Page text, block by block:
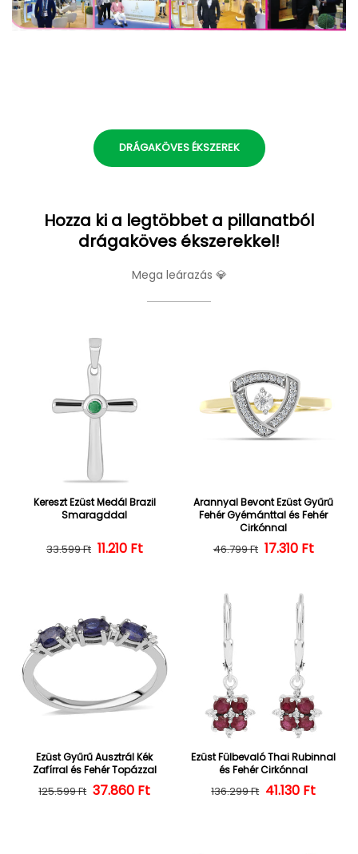
DRÁGAKÖVES ÉKSZEREK
Hozza ki a legtöbbet a pillanatból
drágaköves ékszerekkel!
Mega leárazás 💎
Kereszt Ezüst Medál Brazil
Smaragddal
Normál ár
33.599 Ft Kedvezményes ár
11.210 Ft
Arannyal Bevont Ezüst Gyűrű
Fehér Gyémánttal és Fehér
Cirkónnal
Normál ár
46.799 Ft 17.310 Ft
Ezüst Gyűrű Ausztrál Kék
Zafírral és Fehér Topázzal
Normál ár
125.599 Ft Kedvezményes ár
37.860 Ft
Ezüst Fülbevaló Thai Rubinnal
és Fehér Cirkónnal
Normál ár
136.299 Ft 41.130 Ft